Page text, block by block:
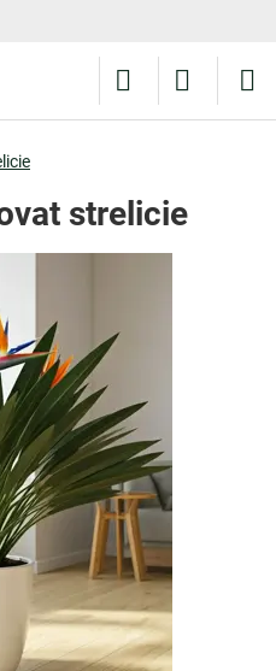
strelicie